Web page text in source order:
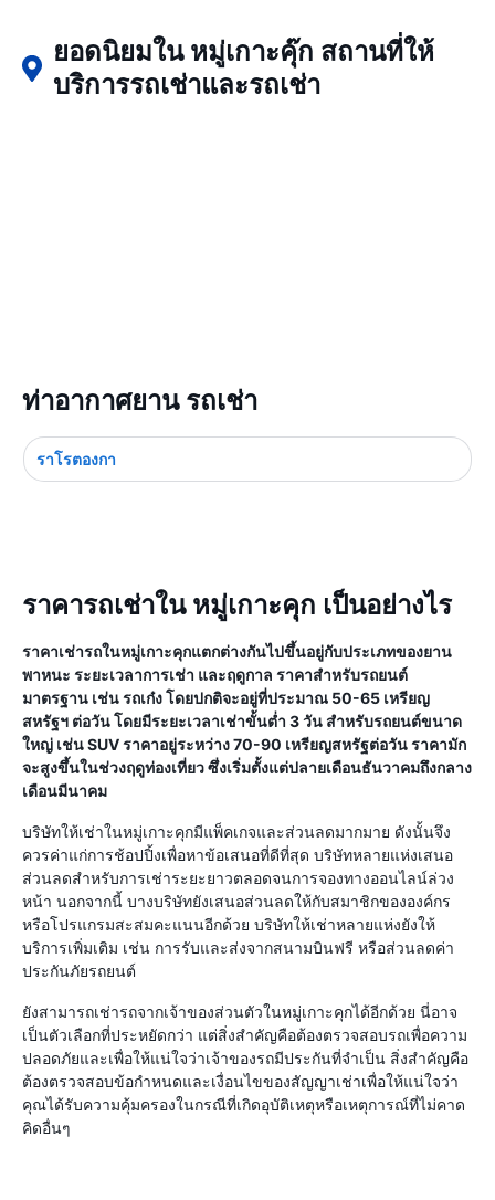
ยอดนิยมใน หมู่เกาะคุ๊ก สถานที่ให้
บริการรถเช่าและรถเช่า
ท่าอากาศยาน รถเช่า
ราโรตองกา
ราคารถเช่าใน หมู่เกาะคุก เป็นอย่างไร
ราคาเช่ารถในหมู่เกาะคุกแตกต่างกันไปขึ้นอยู่กับประเภทของยาน
พาหนะ ระยะเวลาการเช่า และฤดูกาล ราคาสำหรับรถยนต์
มาตรฐาน เช่น รถเก๋ง โดยปกติจะอยู่ที่ประมาณ 50-65 เหรียญ
สหรัฐฯ ต่อวัน โดยมีระยะเวลาเช่าขั้นต่ำ 3 วัน สำหรับรถยนต์ขนาด
ใหญ่ เช่น SUV ราคาอยู่ระหว่าง 70-90 เหรียญสหรัฐต่อวัน ราคามัก
จะสูงขึ้นในช่วงฤดูท่องเที่ยว ซึ่งเริ่มตั้งแต่ปลายเดือนธันวาคมถึงกลาง
เดือนมีนาคม
บริษัทให้เช่าในหมู่เกาะคุกมีแพ็คเกจและส่วนลดมากมาย ดังนั้นจึง
ควรค่าแก่การช้อปปิ้งเพื่อหาข้อเสนอที่ดีที่สุด บริษัทหลายแห่งเสนอ
ส่วนลดสำหรับการเช่าระยะยาวตลอดจนการจองทางออนไลน์ล่วง
หน้า นอกจากนี้ บางบริษัทยังเสนอส่วนลดให้กับสมาชิกขององค์กร
หรือโปรแกรมสะสมคะแนนอีกด้วย บริษัทให้เช่าหลายแห่งยังให้
บริการเพิ่มเติม เช่น การรับและส่งจากสนามบินฟรี หรือส่วนลดค่า
ประกันภัยรถยนต์
ยังสามารถเช่ารถจากเจ้าของส่วนตัวในหมู่เกาะคุกได้อีกด้วย นี่อาจ
เป็นตัวเลือกที่ประหยัดกว่า แต่สิ่งสำคัญคือต้องตรวจสอบรถเพื่อความ
ปลอดภัยและเพื่อให้แน่ใจว่าเจ้าของรถมีประกันที่จำเป็น สิ่งสำคัญคือ
ต้องตรวจสอบข้อกำหนดและเงื่อนไขของสัญญาเช่าเพื่อให้แน่ใจว่า
คุณได้รับความคุ้มครองในกรณีที่เกิดอุบัติเหตุหรือเหตุการณ์ที่ไม่คาด
คิดอื่นๆ